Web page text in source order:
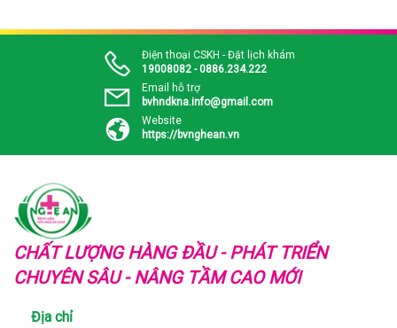
Điện thoại CSKH - Đặt lịch khám
19008082 - 0886.234.222
Email hỗ trợ
bvhndkna.info@gmail.com
Website
https://bvnghean.vn
CHẤT LƯỢNG HÀNG ĐẦU - PHÁT TRIỂN
CHUYÊN SÂU - NÂNG TẦM CAO MỚI
Địa chỉ